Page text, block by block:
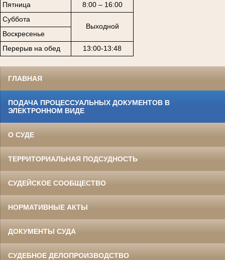
Пятница
8:00 – 16:00
Суббота
Выходной
Воскресенье
Перерыв на обед
13:00-13:48
ГЛАВНАЯ
ПОДАЧА ПРОЦЕССУАЛЬНЫХ ДОКУМЕНТОВ В
ЭЛЕКТРОННОМ ВИДЕ
О СУДЕ
ТЕРРИТОРИАЛЬНАЯ ПОДСУДНОСТЬ
СУДЕЙСКОЕ СООБЩЕСТВО
НОРМАТИВНЫЕ АКТЫ
ДОКУМЕНТЫ СУДА
СУДЕБНОЕ ДЕЛОПРОИЗВОДСТВО